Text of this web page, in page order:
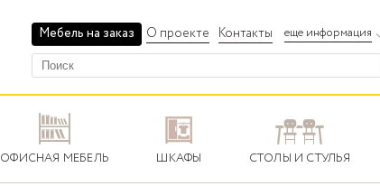
Мебель на заказ О проекте Контакты еще информация
ОФИСНАЯ МЕБЕЛЬ ШКАФЫ СТОЛЫ И СТУЛЬЯ